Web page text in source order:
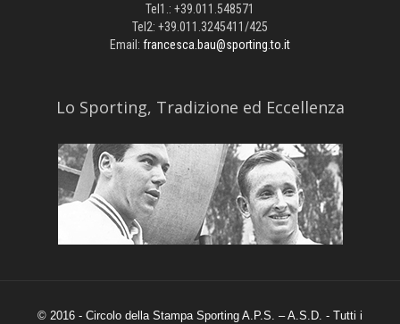
Tel1.: +39.011.548571
Tel2: +39.011.3245411/425
Email: francesca.bau@sporting.to.it
​Lo Sporting, Tradizione ed Eccellenza
© 2016 - Circolo della Stampa Sporting A.P.S. – A.S.D. - Tutti i